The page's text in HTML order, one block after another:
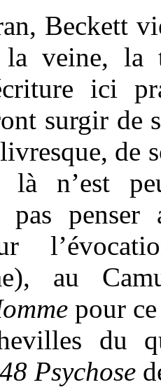
Beckett
la veine, la
ici
surgir de
de
n’est
pas
au
pour
du
Psychose